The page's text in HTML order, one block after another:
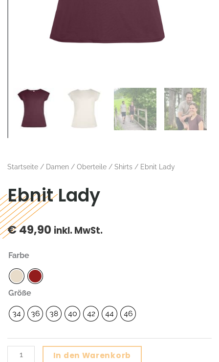
Startseite / Damen / Oberteile / Shirts / Ebnit Lady
Ebnit Lady
€49,90 inkl. MwSt.
Farbe
Größe
34 36 38 40 42 44 46
Ebnit
Lady
Menge
In den Warenkorb